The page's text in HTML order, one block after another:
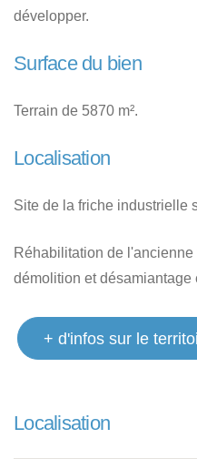
développer.
Surface du bien
Terrain de 5870 m².
Localisation
Site de la friche industrielle
Réhabilitation de
démolition et désamiantage
+ d'infos sur le
Localisation